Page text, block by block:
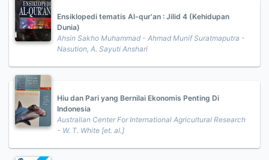
Ensiklopedi tematis Al-qur'an : Jilid 4 (Kehidupan
Dunia)
Ahsin Sakho Muhammad - Ahmad Munif Suratmaputra -
Nasution, A. Sayuti Anshari
Hiu dan Pari yang Bernilai Ekonomis Penting Di
Indonesia
Australian Center For International Agricultural Research
- W. T. White [et. al.]